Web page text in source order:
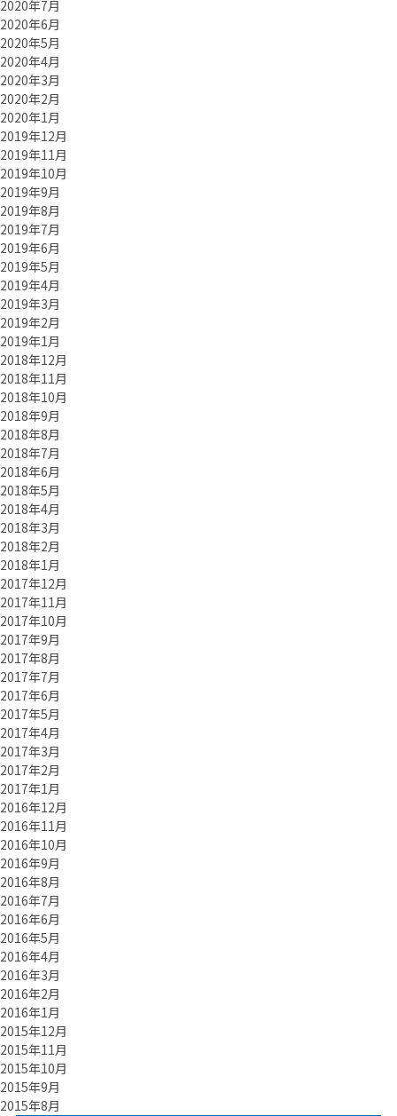
2020年7月
2020年6月
2020年5月
2020年4月
2020年3月
2020年2月
2020年1月
2019年12月
2019年11月
2019年10月
2019年9月
2019年8月
2019年7月
2019年6月
2019年5月
2019年4月
2019年3月
2019年2月
2019年1月
2018年12月
2018年11月
2018年10月
2018年9月
2018年8月
2018年7月
2018年6月
2018年5月
2018年4月
2018年3月
2018年2月
2018年1月
2017年12月
2017年11月
2017年10月
2017年9月
2017年8月
2017年7月
2017年6月
2017年5月
2017年4月
2017年3月
2017年2月
2017年1月
2016年12月
2016年11月
2016年10月
2016年9月
2016年8月
2016年7月
2016年6月
2016年5月
2016年4月
2016年3月
2016年2月
2016年1月
2015年12月
2015年11月
2015年10月
2015年9月
2015年8月